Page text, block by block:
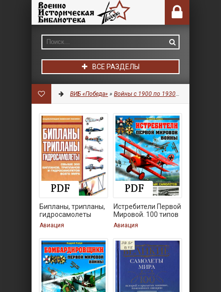
ВСЕ РАЗДЕЛЫ
ВИБ «Победа» » Войны с 1900 по 1930 гг.
Бипланы, трипланы,
гидросамолеты
Авиация
Истребители Первой
Мировой. 100 типов
Авиация